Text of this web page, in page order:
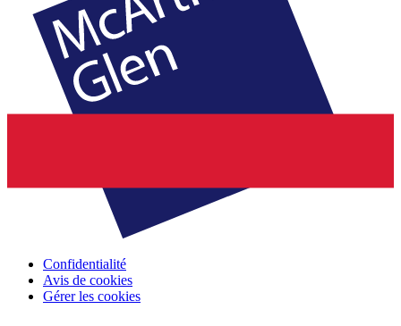
Confidentialité
Avis de cookies
Gérer les cookies